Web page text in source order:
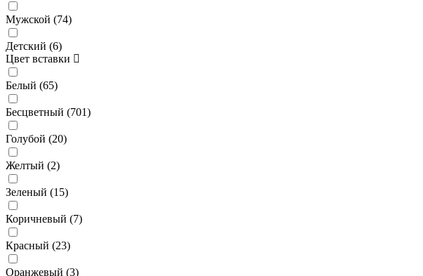
Мужской (74)
Детский (6)
Цвет вставки
Белый (65)
Бесцветный (701)
Голубой (20)
Желтый (2)
Зеленый (15)
Коричневый (7)
Красный (23)
Оранжевый (3)